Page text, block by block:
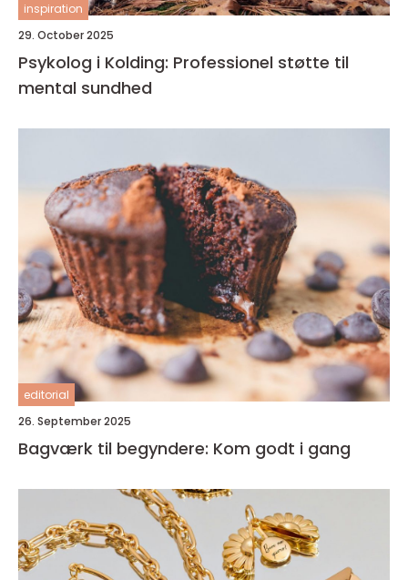
inspiration
29. October 2025
Psykolog i Kolding: Professionel støtte til
mental sundhed
editorial
26. September 2025
Bagværk til begyndere: Kom godt i gang